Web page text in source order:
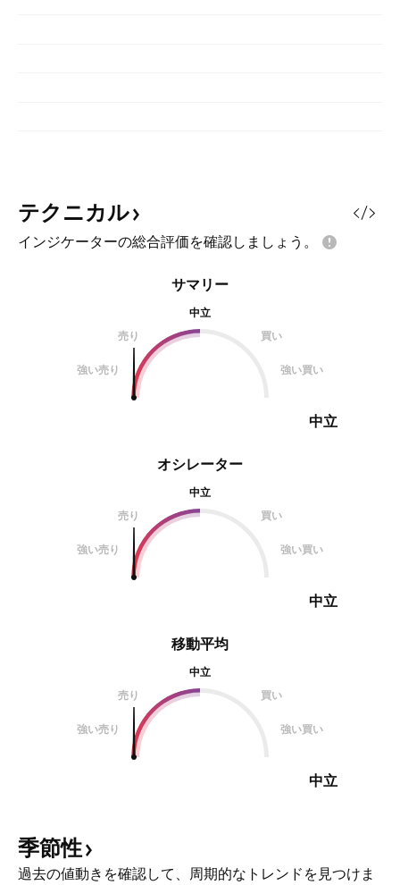
テクニカル
インジケーターの総合評価を確認しましょう。
オシレーター
中立
売り
買い
強い売り 強い買い
中立
サマリー
中立
売り
買い
強い売り 強い買い
中立
移動平均
中立
売り
買い
強い売り 強い買い
中立
季節性
過去の値動きを確認して、周期的なトレンドを見つけま